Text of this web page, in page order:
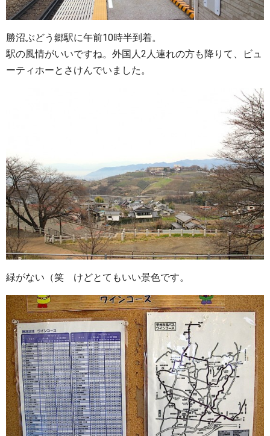
勝沼ぶどう郷駅に午前10時半到着。
駅の風情がいいですね。外国人2人連れの方も降りて、ビュ
ーティホーとさけんでいました。
緑がない（笑 けどとてもいい景色です。